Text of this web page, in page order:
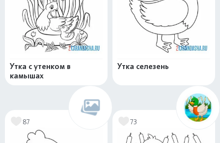
Утка с утенком в
камышах
Утка селезень
87 73